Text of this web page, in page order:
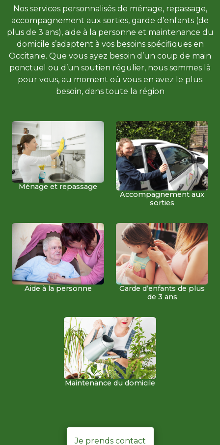
Nos services personnalisés de ménage, repassage,
accompagnement aux sorties, garde d’enfants (de
plus de 3 ans), aide à la personne et maintenance du
domicile s’adaptent à vos besoins spécifiques en
Occitanie. Que vous ayez besoin d’un coup de main
ponctuel ou d’un soutien régulier, nous sommes là
pour vous, au moment où vous en avez le plus
besoin, dans toute la région
Ménage et repassage
Accompagnement aux
sorties
Aide à la personne
Garde d’enfants de plus
de 3 ans
Maintenance du domicile
Je prends contact